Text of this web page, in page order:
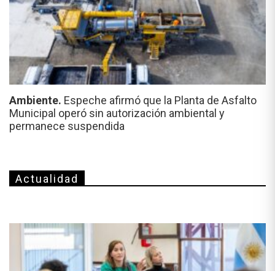
Ambiente. Espeche afirmó que la Planta de Asfalto
Municipal operó sin autorización ambiental y
permanece suspendida
Actualidad